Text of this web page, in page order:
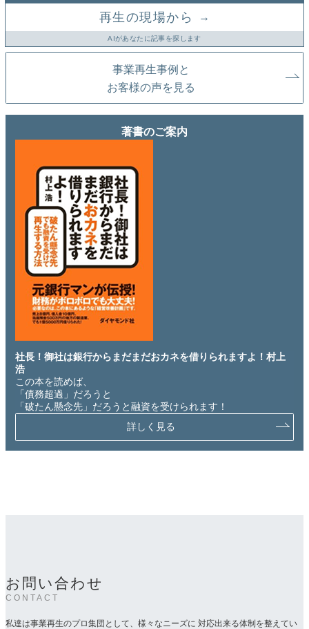
再生の現場から →
AIがあなたに記事を探します
事業再生事例と
お客様の声を見る
著書のご案内
社長！御社は銀行からまだまだおカネを借りられますよ！村上
浩
この本を読めば、
「債務超過」だろうと
「破たん懸念先」だろうと融資を受けられます！
詳しく見る
お問い合わせ
CONTACT
私達は事業再生のプロ集団として、様々なニーズに 対応出来る体制を整えてい